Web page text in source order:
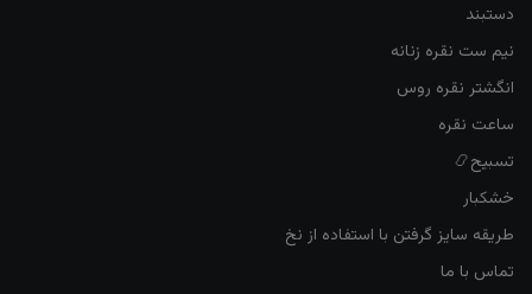
دستبند
نیم ست نقره زنانه
انگشتر نقره روس
ساعت نقره
تسبیح📿
خشکبار
طریقه سایز گرفتن با استفاده از نخ
تماس با ما